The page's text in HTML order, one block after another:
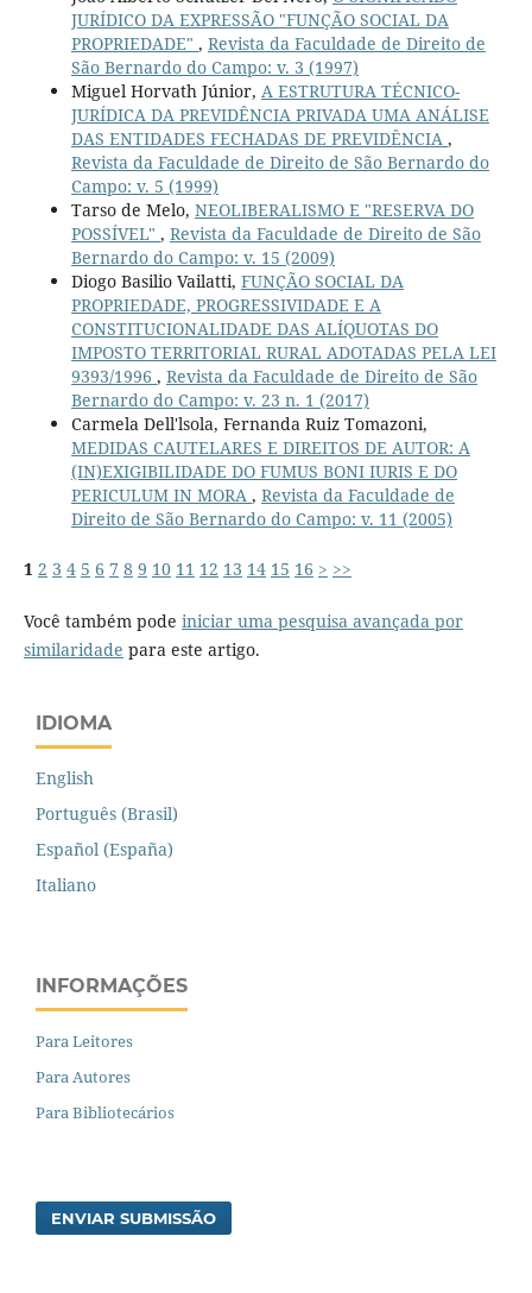
JURÍDICO DA EXPRESSÃO "FUNÇÃO SOCIAL DA
PROPRIEDADE" , Revista da Faculdade de Direito de
São Bernardo do Campo: v. 3 (1997)
Miguel Horvath Júnior, A ESTRUTURA TÉCNICO-
JURÍDICA DA PREVIDÊNCIA PRIVADA UMA ANÁLISE
DAS ENTIDADES FECHADAS DE PREVIDÊNCIA ,
Revista da Faculdade de Direito de São Bernardo do
Campo: v. 5 (1999)
Tarso de Melo, NEOLIBERALISMO E "RESERVA DO
POSSÍVEL" , Revista da Faculdade de Direito de São
Bernardo do Campo: v. 15 (2009)
Diogo Basilio Vailatti, FUNÇÃO SOCIAL DA
PROPRIEDADE, PROGRESSIVIDADE E A
CONSTITUCIONALIDADE DAS ALÍQUOTAS DO
IMPOSTO TERRITORIAL RURAL ADOTADAS PELA LEI
9393/1996 , Revista da Faculdade de Direito de São
Bernardo do Campo: v. 23 n. 1 (2017)
Carmela Dell'lsola, Fernanda Ruiz Tomazoni,
MEDIDAS CAUTELARES E DIREITOS DE AUTOR: A
(IN)EXIGIBILIDADE DO FUMUS BONI IURIS E DO
PERICULUM IN MORA , Revista da Faculdade de
Direito de São Bernardo do Campo: v. 11 (2005)
1 2 3 4 5 6 7 8 9 10 11 12 13 14 15 16 > >>
Você também pode iniciar uma pesquisa avançada por
similaridade para este artigo.
IDIOMA
English
Português (Brasil)
Español (España)
Italiano
INFORMAÇÕES
Para Leitores
Para Autores
Para Bibliotecários
ENVIAR SUBMISSÃO